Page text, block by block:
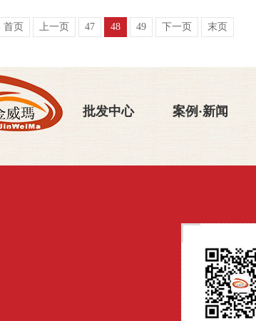
首页 上一页 47 48 49 下一页 末页
批发中心 案例·新闻